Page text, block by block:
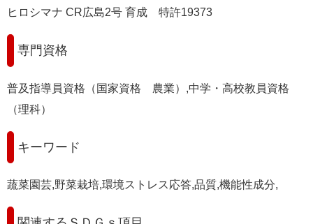
ヒロシマナ CR広島2号 育成 特許19373
専門資格
普及指導員資格（国家資格 農業）,中学・高校教員資格
（理科）
キーワード
蔬菜園芸,野菜栽培,環境ストレス応答,品質,機能性成分,